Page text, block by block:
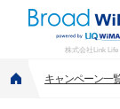
株式会社Link Life
キャンペーン一